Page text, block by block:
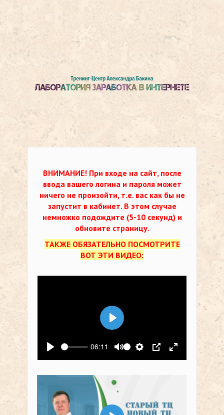
ВНИМАНИЕ! При входе на сайт, после
ввода вашего логина и пароля может
ничего не произойти, т.е. вас как бы не
запустит в кабинет. В этом случае
немножко подождите (5-10 секунд) и
обновите страницу.
ТАКЖЕ ОБЯЗАТЕЛЬНО ПОСМОТРИТЕ
ВОТ ЭТИ ВИДЕО:
Воспроизвести
06:11
Выключить звук
Настройки
PIP На весь
Воспроизвести